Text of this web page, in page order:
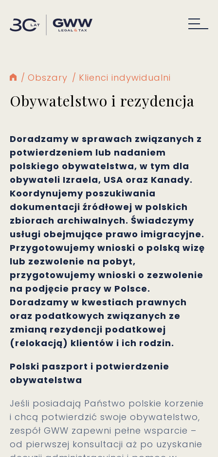
Obszary Klienci indywidualni
Obywatelstwo i rezydencja
Doradzamy w sprawach związanych z
potwierdzeniem lub nadaniem
polskiego obywatelstwa, w tym dla
obywateli Izraela, USA oraz Kanady.
Koordynujemy poszukiwania
dokumentacji źródłowej w polskich
zbiorach archiwalnych. Świadczymy
usługi obejmujące prawo imigracyjne.
Przygotowujemy wnioski o polską wizę
lub zezwolenie na pobyt,
przygotowujemy wnioski o zezwolenie
na podjęcie pracy w Polsce.
Doradzamy w kwestiach prawnych
oraz podatkowych związanych ze
zmianą rezydencji podatkowej
(relokacją) klientów i ich rodzin.
Polski paszport i potwierdzenie
obywatelstwa
Jeśli posiadają Państwo polskie korzenie
i chcą potwierdzić swoje obywatelstwo,
zespół GWW zapewni pełne wsparcie –
od pierwszej konsultacji aż po uzyskanie